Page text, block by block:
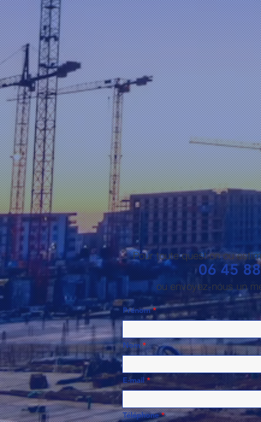
Pour toute question ou
06 45
ou envoyez-nous un
Prénom
Nom
E-mail
Téléphone